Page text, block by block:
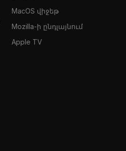
MacOS վիջեթ
Mozilla-ի ընդլայնում
Apple TV